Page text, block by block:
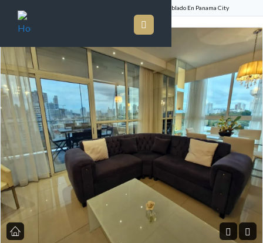
Apartamento Amueblado En Panama City